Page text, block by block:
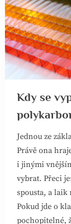
Kdy se
Jednou ze
Právě ona
i jinými
vybrat. Přeci
spousta, a laik
Pokud jde o
pochopitelné,